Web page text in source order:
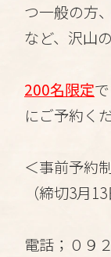
つ一般の方
など、沢山
200名限定
にご予約く
＜事前予約
（締切3月
電話；０９